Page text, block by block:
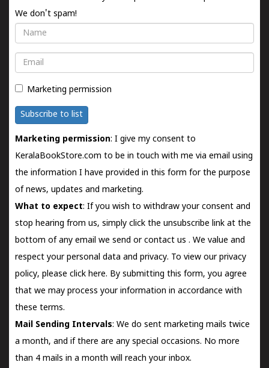
We don't spam!
Name
Email
Marketing permission
Subscribe to list
Marketing permission: I give my consent to
KeralaBookStore.com to be in touch with me via email using
the information I have provided in this form for the purpose
of news, updates and marketing.
What to expect: If you wish to withdraw your consent and
stop hearing from us, simply click the unsubscribe link at the
bottom of any email we send orcontact us . We value and
respect your personal data and privacy. To view our privacy
policy, please click here. By submitting this form, you agree
that we may process your information in accordance with
these terms.
Mail Sending Intervals: We do sent marketing mails twice
a month, and if there are any special occasions. No more
than 4 mails in a month will reach your inbox.